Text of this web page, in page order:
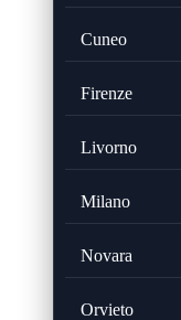
Cuneo
Firenze
Livorno
Milano
Novara
Orvieto